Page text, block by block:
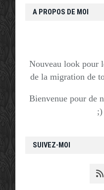
SUIVEZ-MOI
A PROPOS DE MOI
Nouveau look pour
de la migration de
Bienvenue pour de
;)